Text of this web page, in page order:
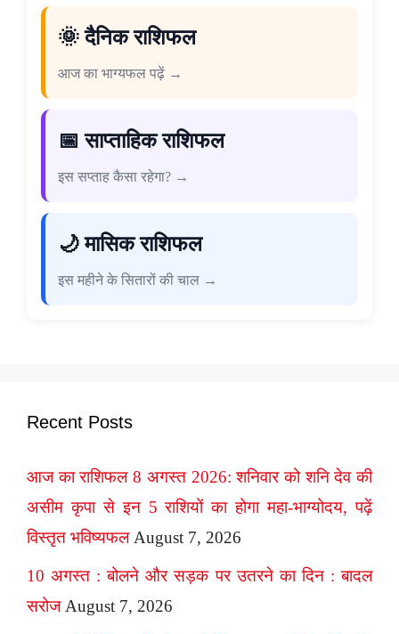
🌞 दैनिक राशिफल
आज का भाग्यफल पढ़ें →
📅 साप्ताहिक राशिफल
इस सप्ताह कैसा रहेगा? →
🌙 मासिक राशिफल
इस महीने के सितारों की चाल →
Recent Posts
आज का राशिफल 8 अगस्त 2026: शनिवार को शनि देव की
असीम कृपा से इन 5 राशियों का होगा महा-भाग्योदय, पढ़ें
विस्तृत भविष्यफल August 7, 2026
10 अगस्त : बोलने और सड़क पर उतरने का दिन : बादल
सरोज August 7, 2026